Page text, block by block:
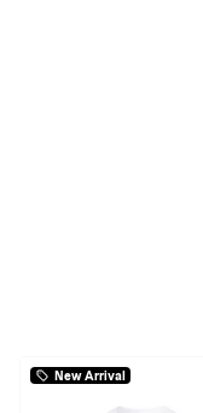
New Arrival